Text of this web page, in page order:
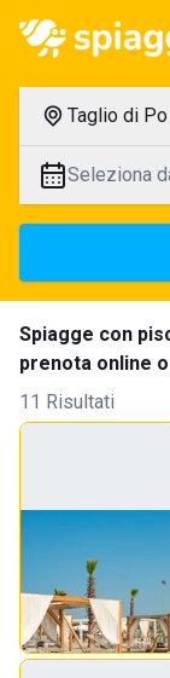
Taglio di Po
Seleziona
Spiagge con
prenota online
11 Risultati